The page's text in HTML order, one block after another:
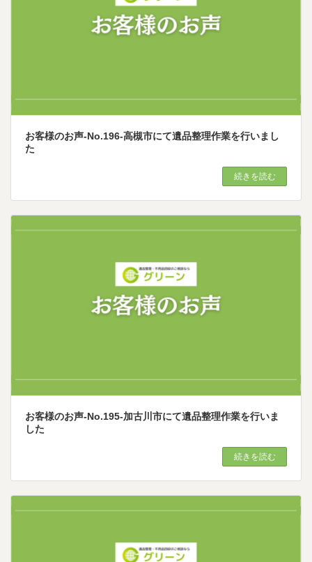
お客様のお声-No.196-高槻市にて遺品整理作業を行いまし
た
続きを読む
お客様のお声-No.195-加古川市にて遺品整理作業を行いま
した
続きを読む